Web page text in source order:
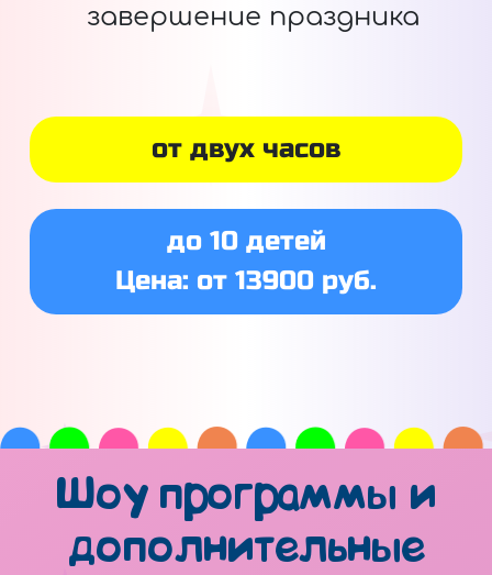
завершение праздника
от двух часов
до 10 детей
Цена: от 13900 руб.
Шоу программы и
дополнительные